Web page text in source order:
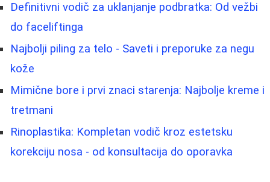
Definitivni vodič za uklanjanje podbratka: Od vežbi
do faceliftinga
Najbolji piling za telo - Saveti i preporuke za negu
kože
Mimične bore i prvi znaci starenja: Najbolje kreme i
tretmani
Rinoplastika: Kompletan vodič kroz estetsku
korekciju nosa - od konsultacija do oporavka